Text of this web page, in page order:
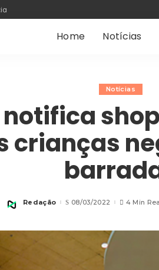
Home Notícias
Notícias
notifica
crianças
Posted
Redação 08/03/2022 4 Min